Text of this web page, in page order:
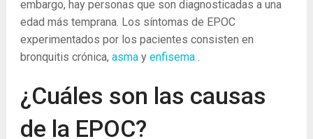
embargo, hay personas que son diagnosticadas a una
edad más temprana. Los síntomas de EPOC
experimentados por los pacientes consisten en
bronquitis crónica, asma y enfisema .
¿Cuáles son las causas
de la EPOC?